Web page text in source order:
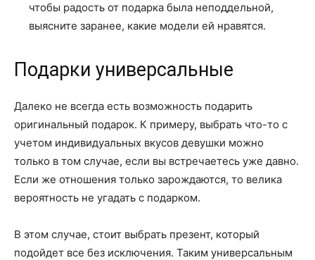
чтобы радость от подарка была неподдельной,
выясните заранее, какие модели ей нравятся.
Подарки универсальные
Далеко не всегда есть возможность подарить
оригинальный подарок. К примеру, выбрать что-то с
учетом индивидуальных вкусов девушки можно
только в том случае, если вы встречаетесь уже давно.
Если же отношения только зарождаются, то велика
вероятность не угадать с подарком.
В этом случае, стоит выбрать презент, который
подойдет все без исключения. Таким универсальным